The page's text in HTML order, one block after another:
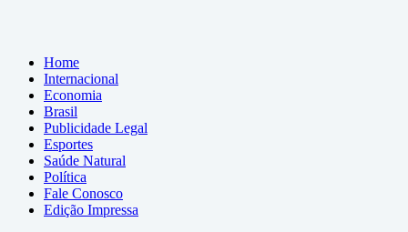
Home
Internacional
Economia
Brasil
Publicidade Legal
Esportes
Saúde Natural
Política
Fale Conosco
Edição Impressa